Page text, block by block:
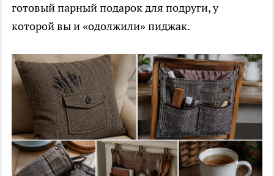
готовый парный подарок для подруги, у
которой вы и «одолжили» пиджак.